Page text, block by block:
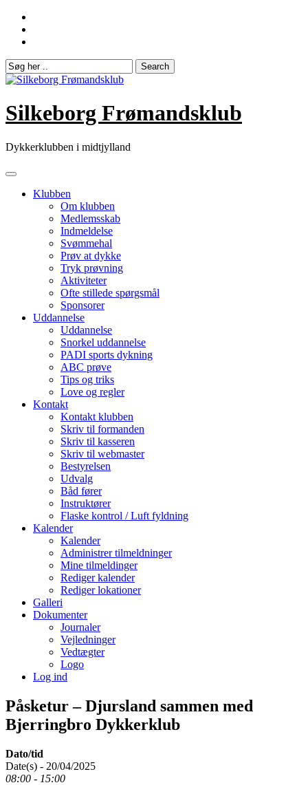
Skip
content
Silkeborg Frømandsklub
Dykkerklubben i midtjylland
Klubben
Om klubben
Medlemsskab
Indmeldelse
Svømmehal
Prøv at dykke
Tryk prøvning
Aktiviteter
Ofte stillede spørgsmål
Sponsorer
Uddannelse
Uddannelse
Snorkel uddannelse
PADI sports dykning
ABC prøve
Tips og triks
Love og regler
Kontakt
Kontakt klubben
Skriv til formanden
Skriv til kasseren
Skriv til webmaster
Bestyrelsen
Udvalg
Båd fører
Instruktører
Flaske kontrol / Luft fyldning
Kalender
Kalender
Administrer tilmeldninger
Mine tilmeldinger
Rediger kalender
Rediger lokationer
Galleri
Dokumenter
Journaler
Vejledninger
Vedtægter
Logo
Log ind
Påsketur – Djursland sammen med
Bjerringbro Dykkerklub
Dato/tid
Date(s) - 20/04/2025
08:00 - 15:00